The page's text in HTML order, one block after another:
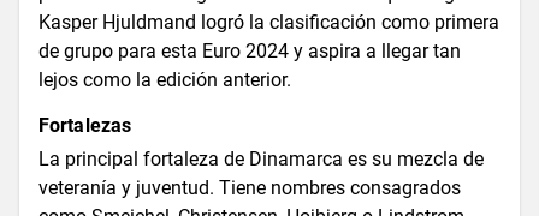
Kasper Hjuldmand logró la clasificación como primera
de grupo para esta Euro 2024 y aspira a llegar tan
lejos como la edición anterior.
Fortalezas
La principal fortaleza de Dinamarca es su mezcla de
veteranía y juventud. Tiene nombres consagrados